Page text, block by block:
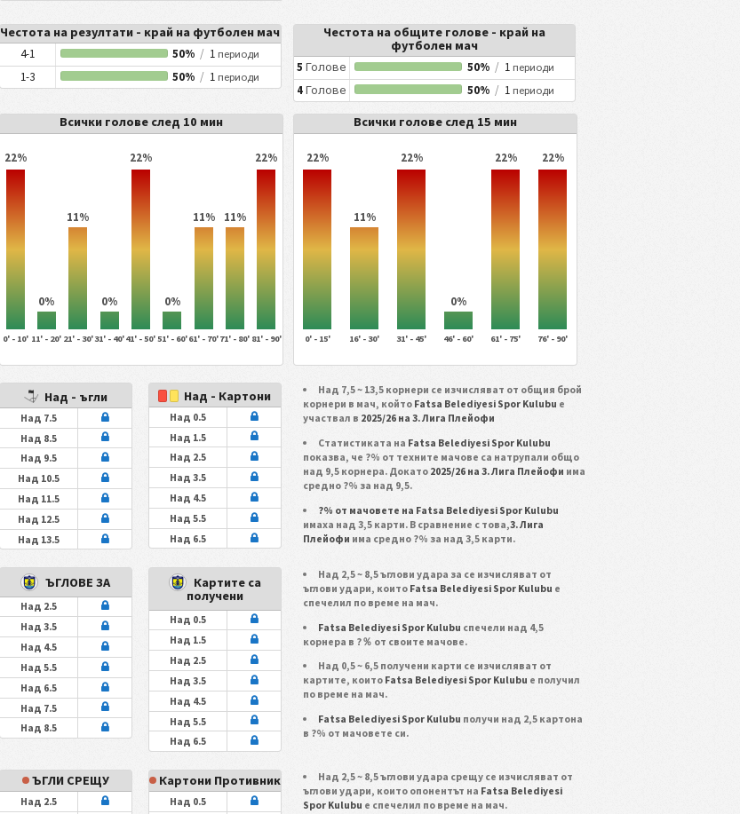
Честота на резултати - край на футболен мач
4-1 50% / 1 периоди
1-3 50% / 1 периоди
Честота на общите голове - край на
футболен мач
5Голове 50% /1 периоди
4Голове 50% /1 периоди
Всички голове след 10 мин
22%
0%
11%
0%
22%
0%
11% 11%
22%
0' - 10' 11' - 20' 21' - 30'31' - 40'41' - 50'51' - 60'61' - 70'71' - 80' 81' - 90'
Всички голове след 15 мин
22%
11%
22%
0%
22% 22%
0' - 15' 16' - 30' 31' - 45' 46' - 60' 61' - 75' 76' - 90'
Над - ъгли
Над 7.5
Над 8.5
Над 9.5
Над 10.5
Над 11.5
Над 12.5
Над 13.5
Над - Картони
Над 0.5
Над 1.5
Над 2.5
Над 3.5
Над 4.5
Над 5.5
Над 6.5
Над 7,5 ~ 13,5 корнери се изчисляват от общия брой
корнери в мач, който Fatsa Belediyesi Spor Kulubu е
участвал в 2025/26 на 3. Лига Плейофи
Статистиката на Fatsa Belediyesi Spor Kulubu
показва, че ?% от техните мачове са натрупали общо
над 9,5 корнера. Докато 2025/26 на 3. Лига Плейофи има
средно ?% за над 9,5.
?% от мачовете на Fatsa Belediyesi Spor Kulubu
имаха над 3,5 карти. В сравнение с това,3. Лига
Плейофи има средно ?% за над 3,5 карти.
ЪГЛОВЕ ЗА
Над 2.5
Над 3.5
Над 4.5
Над 5.5
Над 6.5
Над 7.5
Над 8.5
Картите са
получени
Над 0.5
Над 1.5
Над 2.5
Над 3.5
Над 4.5
Над 5.5
Над 6.5
Над 2,5 ~ 8,5 ъглови удара за се изчисляват от
ъглови удари, които Fatsa Belediyesi Spor Kulubu е
спечелил по време на мач.
Fatsa Belediyesi Spor Kulubu спечели над 4,5
корнера в ?％ от своите мачове.
Над 0,5 ~ 6,5 получени карти се изчисляват от
картите, които Fatsa Belediyesi Spor Kulubu е получил
по време на мач.
Fatsa Belediyesi Spor Kulubu получи над 2,5 картона
в ?% от мачовете си.
ЪГЛИ СРЕЩУ
Над 2.5
Картони Противник
Над 0.5
Над 2,5 ~ 8,5 ъглови удара срещу се изчисляват от
ъглови удари, които опонентът на Fatsa Belediyesi
Spor Kulubu е спечелил по време на мач.